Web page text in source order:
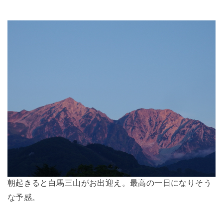
朝起きると白馬三山がお出迎え。最高の一日になりそう
な予感。